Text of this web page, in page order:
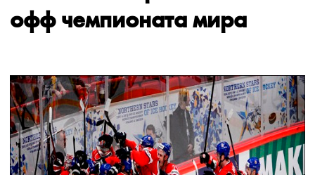
офф чемпионата мира